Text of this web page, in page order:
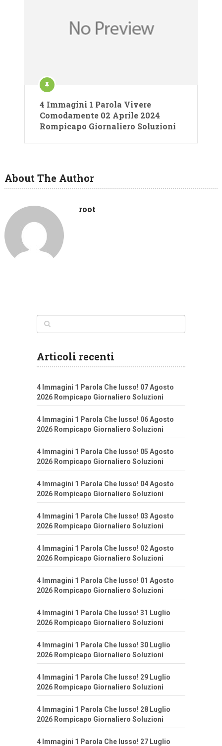
4 Immagini 1 Parola Vivere
Comodamente 02 Aprile 2024
Rompicapo Giornaliero Soluzioni
About The Author
root
Articoli recenti
4 Immagini 1 Parola Che lusso! 07 Agosto
2026 Rompicapo Giornaliero Soluzioni
4 Immagini 1 Parola Che lusso! 06 Agosto
2026 Rompicapo Giornaliero Soluzioni
4 Immagini 1 Parola Che lusso! 05 Agosto
2026 Rompicapo Giornaliero Soluzioni
4 Immagini 1 Parola Che lusso! 04 Agosto
2026 Rompicapo Giornaliero Soluzioni
4 Immagini 1 Parola Che lusso! 03 Agosto
2026 Rompicapo Giornaliero Soluzioni
4 Immagini 1 Parola Che lusso! 02 Agosto
2026 Rompicapo Giornaliero Soluzioni
4 Immagini 1 Parola Che lusso! 01 Agosto
2026 Rompicapo Giornaliero Soluzioni
4 Immagini 1 Parola Che lusso! 31 Luglio
2026 Rompicapo Giornaliero Soluzioni
4 Immagini 1 Parola Che lusso! 30 Luglio
2026 Rompicapo Giornaliero Soluzioni
4 Immagini 1 Parola Che lusso! 29 Luglio
2026 Rompicapo Giornaliero Soluzioni
4 Immagini 1 Parola Che lusso! 28 Luglio
2026 Rompicapo Giornaliero Soluzioni
4 Immagini 1 Parola Che lusso! 27 Luglio